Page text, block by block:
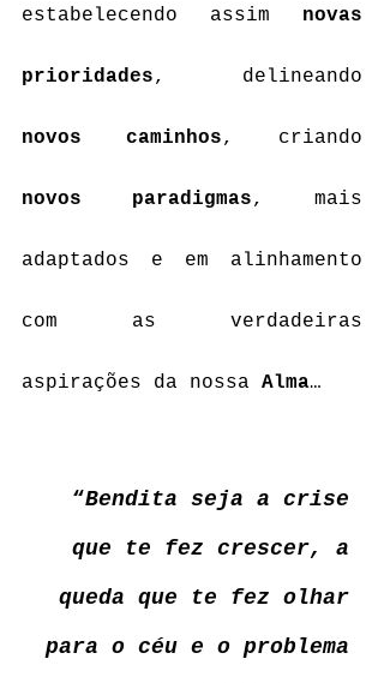
estabelecendo assim novas
prioridades
novos caminhos
novos paradigmas, mais
adaptados e em alinhamento
com as verdadeiras
aspirações da nossa Alma…
“Bendita seja a crise
que te fez crescer, a
queda que te fez olhar
para o céu e o problema